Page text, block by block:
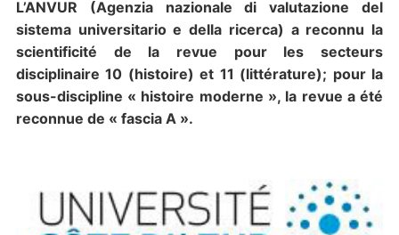
L’ANVUR (Agenzia nazionale di valutazione del
sistema universitario e della ricerca) a reconnu la
scientificité de la revue pour les secteurs
disciplinaire 10 (histoire) et 11 (littérature); pour la
sous-discipline « histoire moderne », la revue a été
reconnue de « fascia A ».